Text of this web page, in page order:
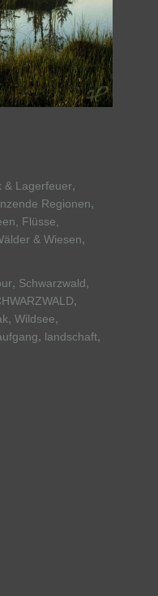
& Lagerfeuer,
Regionen,
Flüsse,
& Wiesen,
, Schwarzwald,
,
, Wildsee,
, landschaft,